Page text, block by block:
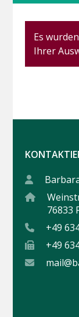
Es
Ihrer
76833
+49
+49